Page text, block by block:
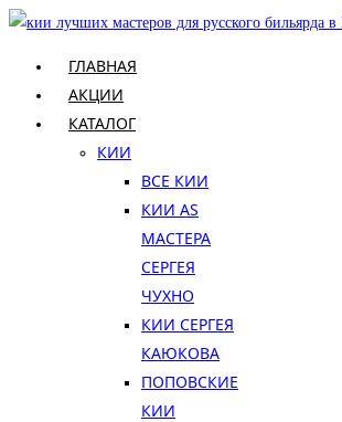
Перейти
содержимому
ГЛАВНАЯ
АКЦИИ
КАТАЛОГ
КИИ
ВСЕ КИИ
КИИ AS
МАСТЕРА
СЕРГЕЯ
ЧУХНО
КИИ СЕРГЕЯ
КАЮКОВА
ПОПОВСКИЕ
КИИ